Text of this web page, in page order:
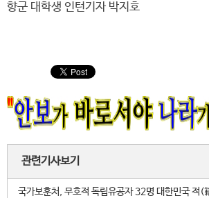
향군 대학생 인턴기자 박지호
관련기사보기
국가보훈처, 무호적 독립유공자 32명 대한민국 적(